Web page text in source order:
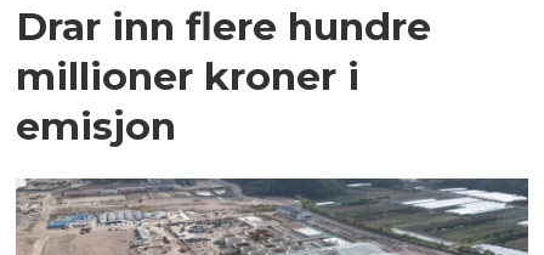
Drar inn flere hundre
millioner kroner i
emisjon